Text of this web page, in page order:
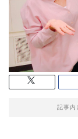
記事内